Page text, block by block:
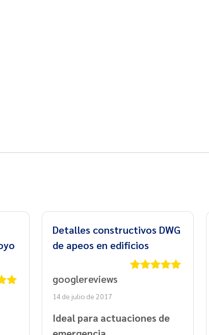
Detalles constructivos DWG
de apeos en edificios
googlereviews
14 de julio de 2017
Ideal para actuaciones de